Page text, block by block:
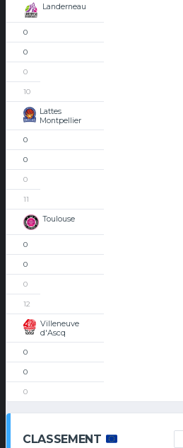
Landerneau
0
0
0
10
Lattes
Montpellier
0
0
0
11
Toulouse
0
0
0
12
Villeneuve
d'Ascq
0
0
0
CLASSEMENT